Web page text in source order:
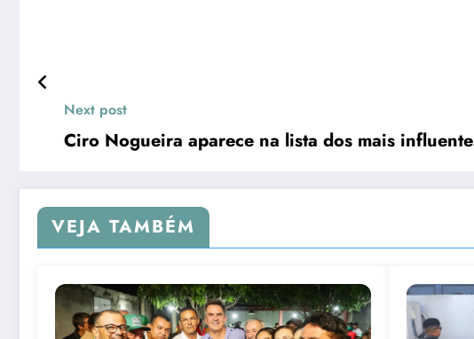
Next post
Ciro Nogueira aparece na lista dos mais
VEJA TAMBÉM